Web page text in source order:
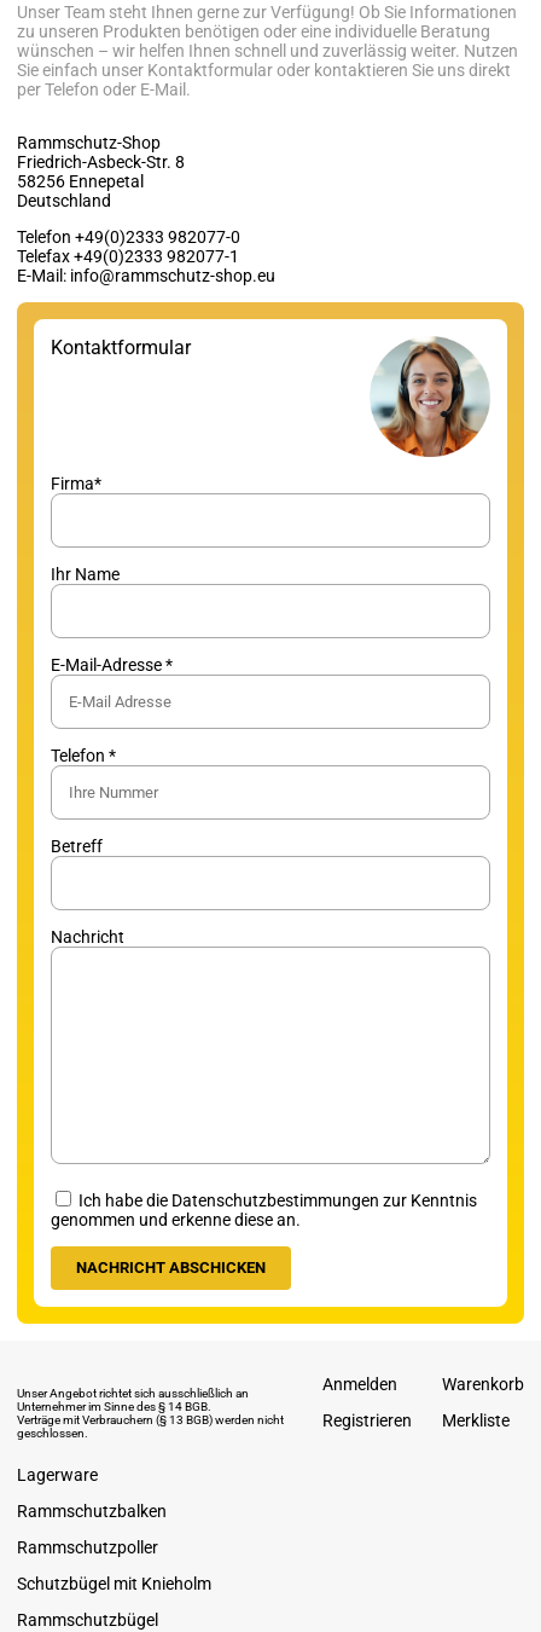
Unser Team steht Ihnen gerne zur Verfügung! Ob Sie Informationen
zu unseren Produkten benötigen oder eine individuelle Beratung
wünschen – wir helfen Ihnen schnell und zuverlässig weiter. Nutzen
Sie einfach unser Kontaktformular oder kontaktieren Sie uns direkt
per Telefon oder E-Mail.
Rammschutz-Shop
Friedrich-Asbeck-Str. 8
58256 Ennepetal
Deutschland
Telefon +49(0)2333 982077-0
Telefax +49(0)2333 982077-1
E-Mail: info@rammschutz-shop.eu
Kontaktformular
Firma*
Ihr Name
E-Mail-Adresse *
Telefon *
Betreff
Nachricht
Ich habe die Datenschutzbestimmungen zur Kenntnis
genommen und erkenne diese an.
Unser Angebot richtet sich ausschließlich an
Unternehmer im Sinne des § 14 BGB.
Verträge mit Verbrauchern (§ 13 BGB) werden nicht
geschlossen.
Lagerware
Rammschutzbalken
Rammschutzpoller
Schutzbügel mit Knieholm
Rammschutzbügel
Anmelden
Registrieren
Warenkorb
Merkliste